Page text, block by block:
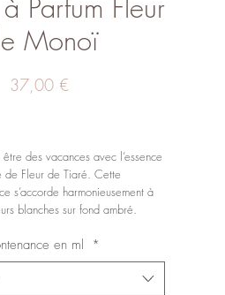
Parfum Fleur
Monoï
37,00 €Prix
des vacances avec l’essence
de Fleur de Tiaré. Cette
s’accorde harmonieusement à
blanches sur fond ambré.
en ml
*